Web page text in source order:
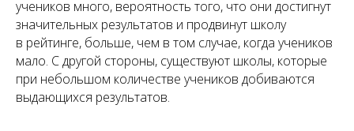
учеников много, вероятность того, что они достигнут
значительных результатов и продвинут школу
в рейтинге, больше, чем в том случае, когда учеников
мало. С другой стороны, существуют школы, которые
при небольшом количестве учеников добиваются
выдающихся результатов.